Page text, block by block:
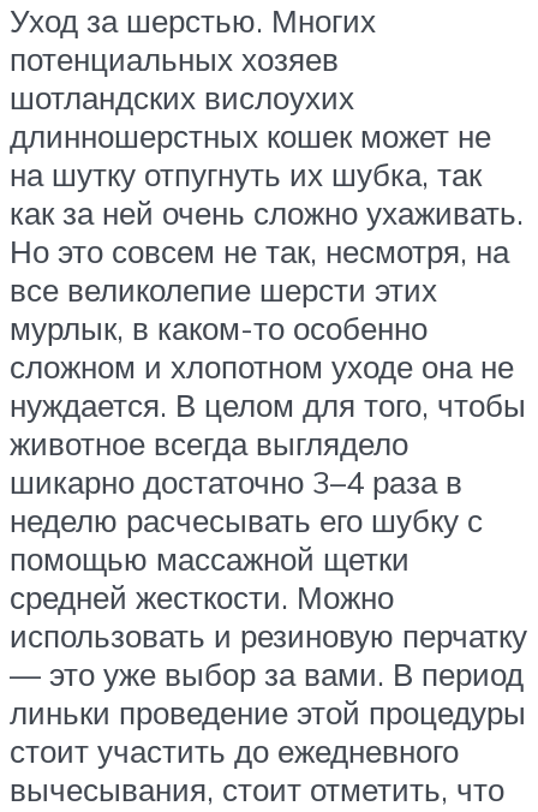
Уход за шерстью. Многих
потенциальных хозяев
шотландских вислоухих
длинношерстных кошек может не
на шутку отпугнуть их шубка, так
как за ней очень сложно ухаживать.
Но это совсем не так, несмотря, на
все великолепие шерсти этих
мурлык, в каком-то особенно
сложном и хлопотном уходе она не
нуждается. В целом для того, чтобы
животное всегда выглядело
шикарно достаточно 3–4 раза в
неделю расчесывать его шубку с
помощью массажной щетки
средней жесткости. Можно
использовать и резиновую перчатку
— это уже выбор за вами. В период
линьки проведение этой процедуры
стоит участить до ежедневного
вычесывания, стоит отметить, что